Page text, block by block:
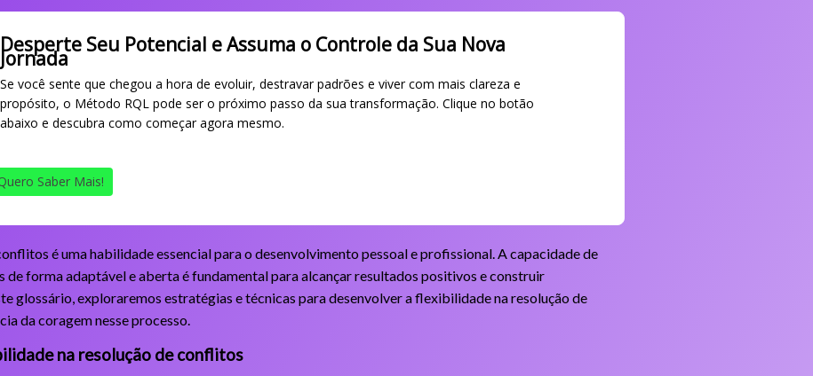
Desperte Seu Potencial e Assuma o Controle da Sua Nova
Jornada
Se você sente que chegou a hora de evoluir, destravar padrões e viver com mais clareza e
propósito, o Método RQL pode ser o próximo passo da sua transformação. Clique no botão
abaixo e descubra como começar agora mesmo.
Saber Mais!
é uma habilidade essencial para o desenvolvimento pessoal e profissional. A capacidade de
de forma adaptável e aberta é fundamental para alcançar resultados positivos e construir
glossário, exploraremos estratégias e técnicas para desenvolver a flexibilidade na resolução de
da coragem nesse processo.
na resolução de conflitos